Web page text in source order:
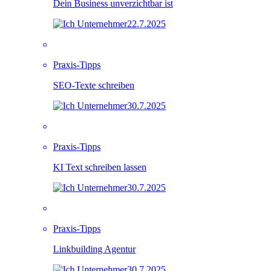
Dein Business unverzichtbar ist
22.7.2025
Praxis-Tipps
SEO-Texte schreiben
30.7.2025
Praxis-Tipps
KI Text schreiben lassen
30.7.2025
Praxis-Tipps
Linkbuilding Agentur